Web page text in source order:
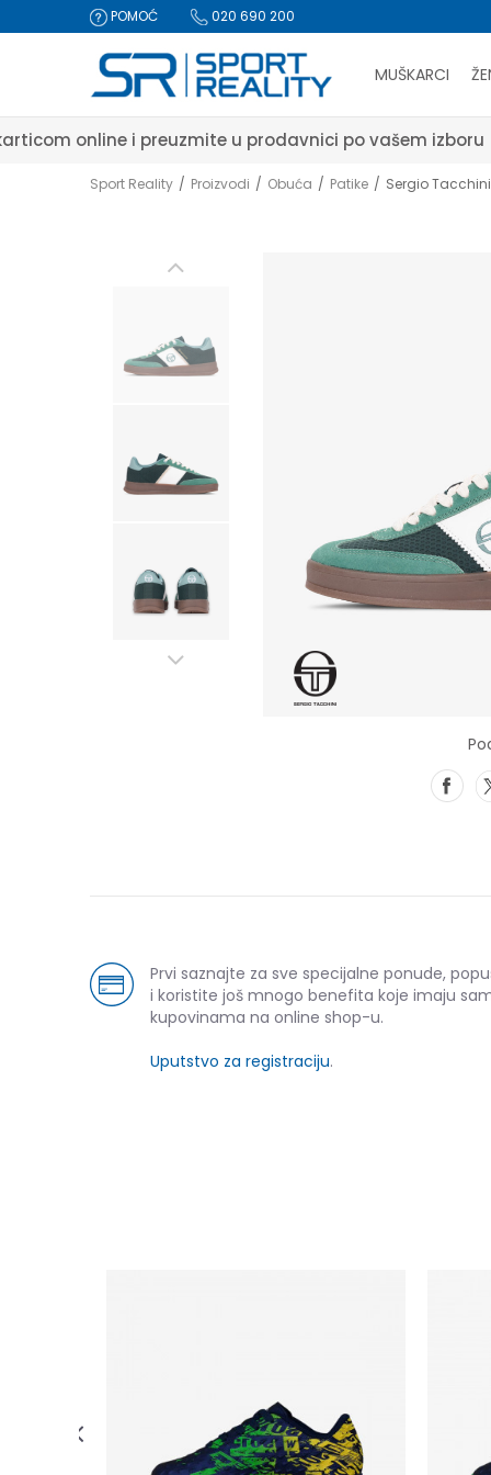
POMOĆ 020 690 200
MUŠKARCI
Sport Reality Proizvodi Obuća Patike Sergio Tacchini
Prvi saznajte za sve specijalne ponude,
i koristite još mnogo benefita koje imaju
kupovinama na online shop-u.
Uputstvo za registraciju.